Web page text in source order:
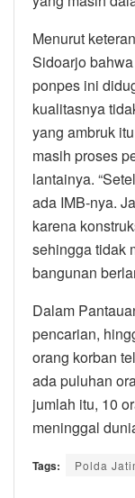
Menurut
Sidoarjo
ponpes ini
kualitasnya
yang ambruk
masih proses
lantainya.
ada IMB-nya.
karena
sehingga tidak
bangunan
Dalam
pencarian,
orang korban
ada puluhan
jumlah itu, 10
meninggal
Tags: Polda